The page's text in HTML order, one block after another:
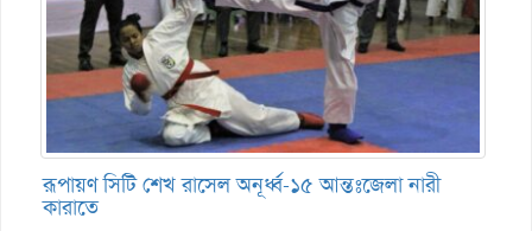
রূপায়ণ সিটি শেখ রাসেল অনূর্ধ্ব-১৫ আন্তঃজেলা নারী
কারাতে